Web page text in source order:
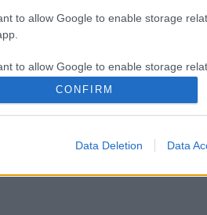
to allow Google to enable storage
to allow Google to enable storage
to allow Google to enable storage
CONFIRM
Data Deletion Data